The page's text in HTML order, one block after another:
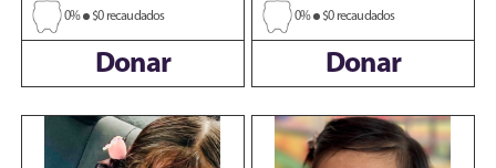
0%
$0 recaudados
Donar
0%
$0 recaudados
Donar